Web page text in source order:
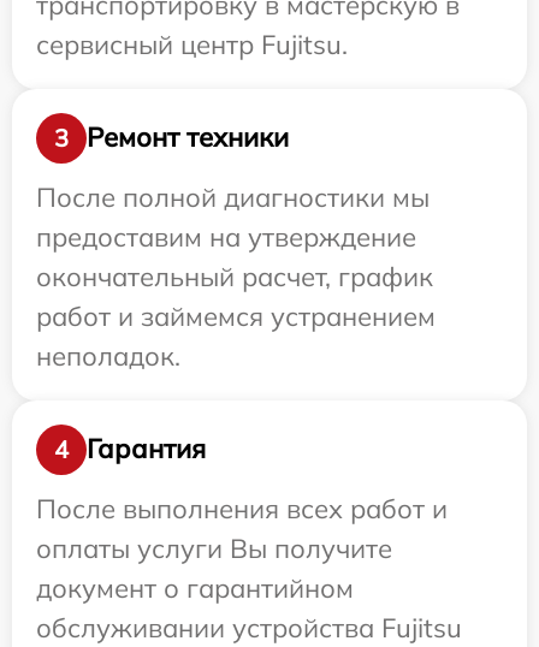
сервисный центр Fujitsu.
3
Ремонт техники
После полной диагностики мы
предоставим на утверждение
окончательный расчет, график
работ и займемся устранением
неполадок.
4
Гарантия
После выполнения всех работ и
оплаты услуги Вы получите
документ о гарантийном
обслуживании устройства Fujitsu